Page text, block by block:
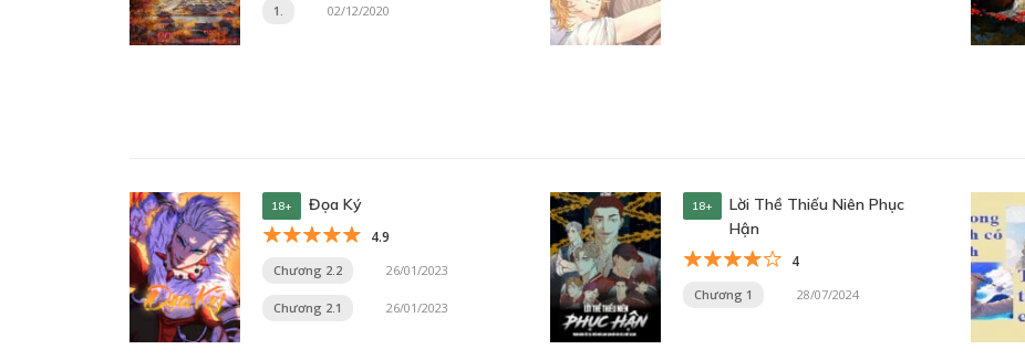
1. 02/12/2020
18+ Đọa Ký
4.9
Chương 2.2 26/01/2023
Chương 2.1 26/01/2023
18+
Lời Thề Thiếu Niên Phục
Hận
4
Chương 1 28/07/2024